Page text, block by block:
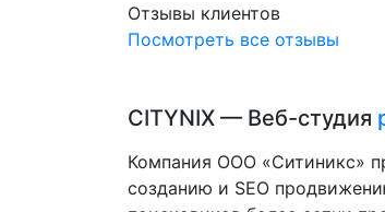
Отзывы клиентов
Посмотреть все отзывы
CITYNIX — Веб-студия
Компания ООО «Ситиникс»
созданию и SEO